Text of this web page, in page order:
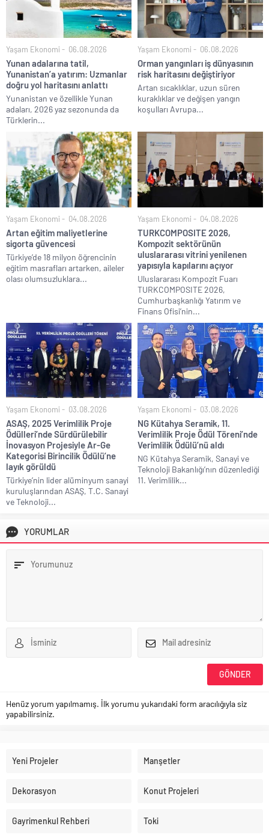
Yaşam Ekonomi 06.08.2026
Yunan adalarına tatil,
Yunanistan’a yatırım: Uzmanlar
doğru yol haritasını anlattı
Yunanistan ve özellikle Yunan
adaları, 2026 yaz sezonunda da
Türklerin...
Yaşam Ekonomi 06.08.2026
Orman yangınları iş dünyasının
risk haritasını değiştiriyor
Artan sıcaklıklar, uzun süren
kuraklıklar ve değişen yangın
koşulları Avrupa...
Yaşam Ekonomi 04.08.2026
Artan eğitim maliyetlerine
sigorta güvencesi
Türkiye’de 18 milyon öğrencinin
eğitim masrafları artarken, aileler
olası olumsuzluklara...
Yaşam Ekonomi 04.08.2026
TURKCOMPOSITE 2026,
Kompozit sektörünün
uluslararası vitrini yenilenen
yapısıyla kapılarını açıyor
Uluslararası Kompozit Fuarı
TURKCOMPOSITE 2026,
Cumhurbaşkanlığı Yatırım ve
Finans Ofisi’nin...
Yaşam Ekonomi 03.08.2026
ASAŞ, 2025 Verimlilik Proje
Ödülleri’nde Sürdürülebilir
İnovasyon Projesiyle Ar-Ge
Kategorisi Birincilik Ödülü’ne
layık görüldü
Türkiye’nin lider alüminyum sanayi
kuruluşlarından ASAŞ, T.C. Sanayi
ve Teknoloji...
Yaşam Ekonomi 03.08.2026
NG Kütahya Seramik, 11.
Verimlilik Proje Ödül Töreni’nde
Verimlilik Ödülü’nü aldı
NG Kütahya Seramik, Sanayi ve
Teknoloji Bakanlığı’nın düzenlediği
11. Verimlilik...
YORUMLAR
Henüz yorum yapılmamış. İlk yorumu yukarıdaki form aracılığıyla siz
yapabilirsiniz.
Yeni Projeler Manşetler
Dekorasyon Konut Projeleri
Gayrimenkul Rehberi Toki